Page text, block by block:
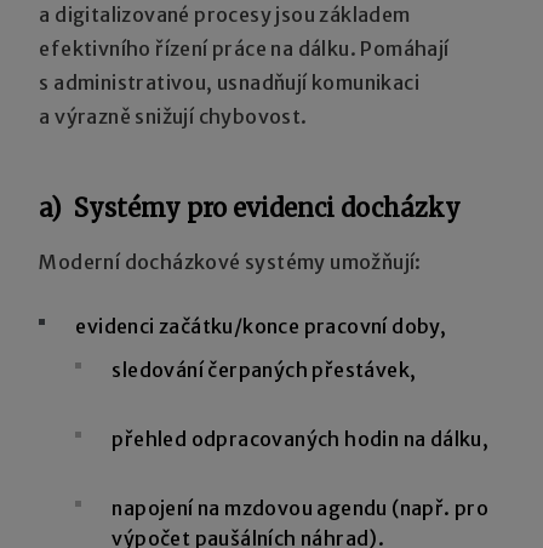
a digitalizované procesy jsou základem
efektivního řízení práce na dálku. Pomáhají
s administrativou, usnadňují komunikaci
a výrazně snižují chybovost.
a) Systémy pro evidenci docházky
Moderní docházkové systémy umožňují:
evidenci začátku/konce pracovní doby,
sledování čerpaných přestávek,
přehled odpracovaných hodin na dálku,
napojení na mzdovou agendu (např. pro
výpočet paušálních náhrad).